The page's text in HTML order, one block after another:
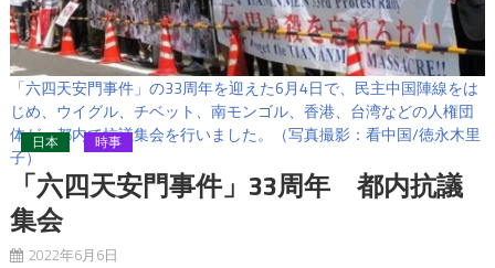
「六四天安門事件」の33周年を迎えた6月4日で、民主中国陣線をは
じめ、ウイグル、チベット、南モンゴル、香港、台湾などの人権団
体が、都内で抗議集会を行いました。（写真撮影：看中国/徳永木里
子）
日本 時事
「六四天安門事件」33周年 都内抗議
集会
2022年6月6日